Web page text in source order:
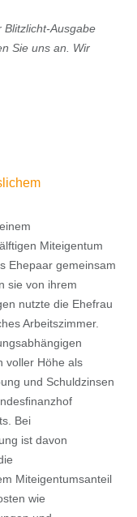
Blitzlicht-Ausgabe
Sie uns an. Wir
Miteigentum
Ehepaar gemeinsam
sie von ihrem
nutzte die Ehefrau
Arbeitszimmer.
voller Höhe als
und Schuldzinsen
Bei
ist davon
Miteigentumsanteil
wie